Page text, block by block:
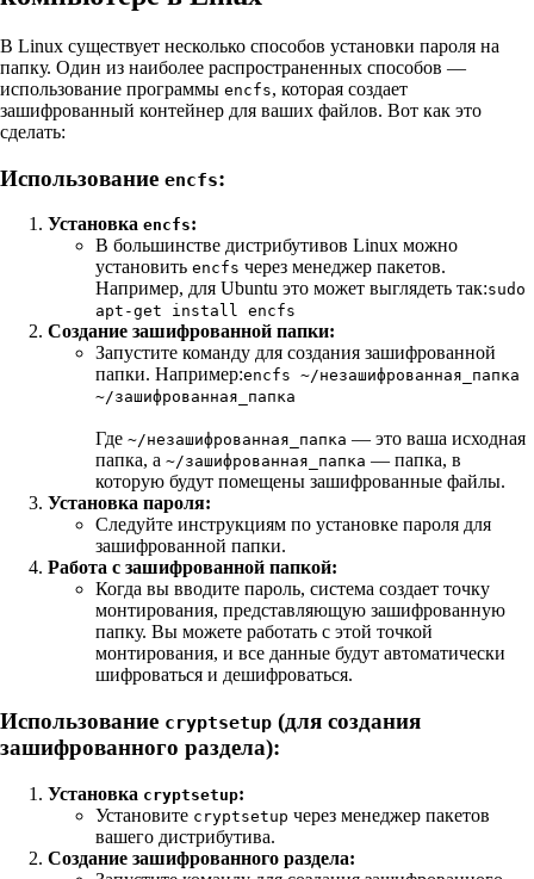
В Linux существует несколько способов установки пароля на
папку. Один из наиболее распространенных способов —
использование программы encfs, которая создает
зашифрованный контейнер для ваших файлов. Вот как это
сделать:
Использование encfs:
Установка encfs:
В большинстве дистрибутивов Linux можно
установить encfs через менеджер пакетов.
Например, для Ubuntu это может выглядеть так:sudo
apt-get install encfs
Создание зашифрованной папки:
Запустите команду для создания зашифрованной
папки. Например:encfs ~/незашифрованная_папка
~/зашифрованная_папка
Где ~/незашифрованная_папка — это ваша исходная
папка, а ~/зашифрованная_папка — папка, в
которую будут помещены зашифрованные файлы.
Установка пароля:
Следуйте инструкциям по установке пароля для
зашифрованной папки.
Работа с зашифрованной папкой:
Когда вы вводите пароль, система создает точку
монтирования, представляющую зашифрованную
папку. Вы можете работать с этой точкой
монтирования, и все данные будут автоматически
шифроваться и дешифроваться.
Использование cryptsetup (для создания
зашифрованного раздела):
Установка cryptsetup:
Установите cryptsetup через менеджер пакетов
вашего дистрибутива.
Создание зашифрованного раздела: